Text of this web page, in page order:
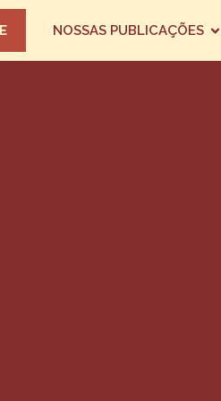
NOSSAS PUBLICAÇÕES